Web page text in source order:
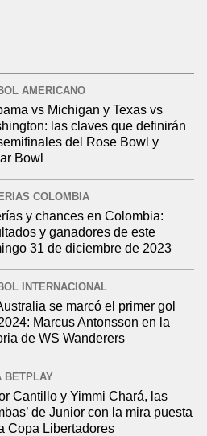
AMERICANO
vs Michigan y Texas vs
las claves que definirán
del Rose Bowl y
Bowl
COLOMBIA
y chances en Colombia:
y ganadores de este
31 de diciembre de 2023
INTERNACIONAL
se marcó el primer gol
Marcus Antonsson en la
de WS Wanderers
BETPLAY
Cantillo y Yimmi Chará, las
de Junior con la mira puesta
Copa Libertadores